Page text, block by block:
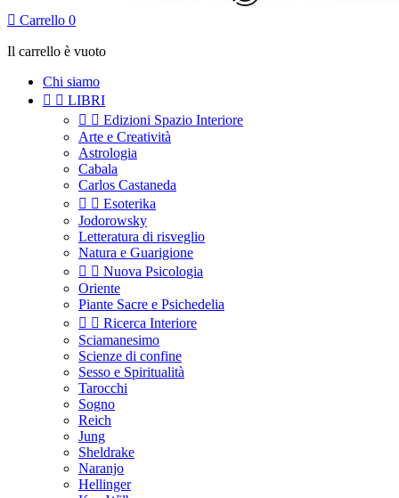
 Carrello 0
Il carrello è vuoto
Chi siamo
  LIBRI
  Edizioni Spazio Interiore
Arte e Creatività
Astrologia
Cabala
Carlos Castaneda
  Esoterika
Jodorowsky
Letteratura di risveglio
Natura e Guarigione
  Nuova Psicologia
Oriente
Piante Sacre e Psichedelia
  Ricerca Interiore
Sciamanesimo
Scienze di confine
Sesso e Spiritualità
Tarocchi
Sogno
Reich
Jung
Sheldrake
Naranjo
Hellinger